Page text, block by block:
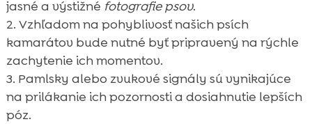
jasné a výstižné fotografie psov.
Vzhľadom na pohyblivosť našich psích
kamarátov bude nutné byť pripravený na rýchle
zachytenie ich momentov.
Pamlsky alebo zvukové signály sú vynikajúce
na prilákanie ich pozornosti a dosiahnutie lepších
póz.